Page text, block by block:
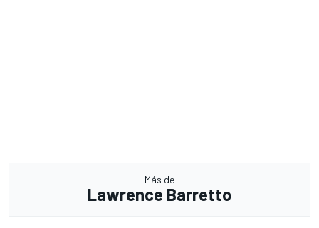
Más de
Lawrence Barretto